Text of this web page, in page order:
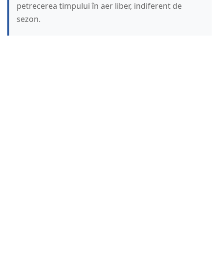
petrecerea timpului în aer liber, indiferent de
sezon.